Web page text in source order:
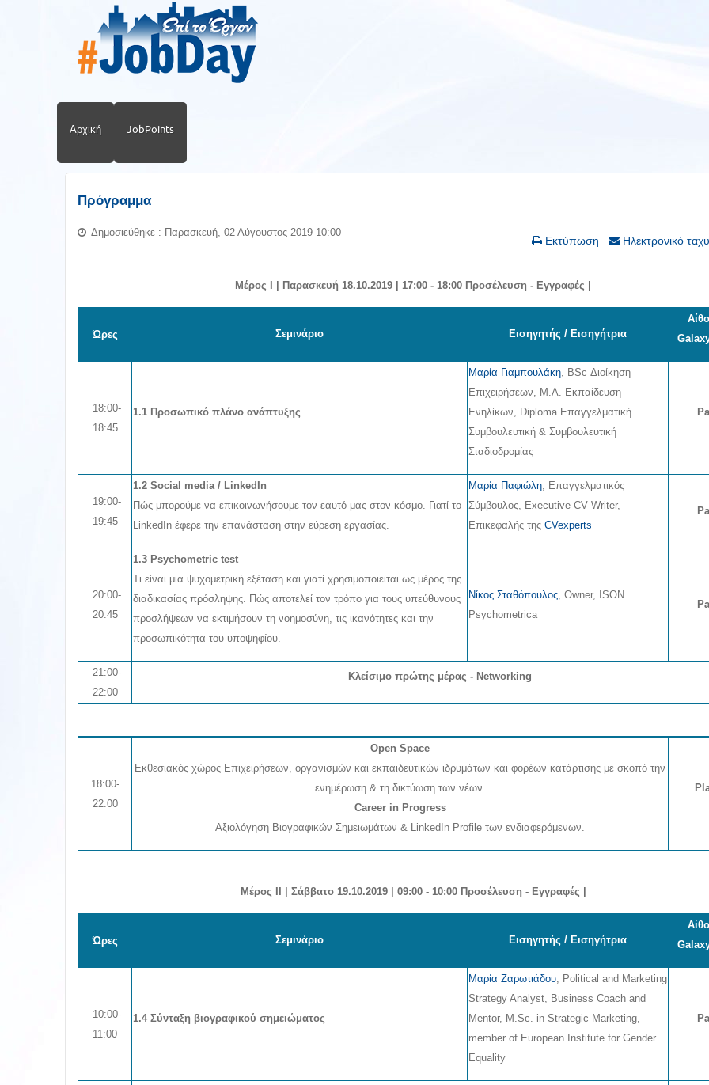
Αρχική JobPoints
Πρόγραμμα
Εκτύπωση Ηλεκτρονικό
Δημοσιεύθηκε : Παρασκευή, 02 Αύγουστος 2019 10:00
Μέρος Ι Παρασκευή 18.10.2019 17:00 - 18:00 Προσέλευση - Εγγραφές
Ώρες Σεμινάριο Εισηγητής / Εισηγήτρια
18:00-
18:45
1.1 Προσωπικό πλάνο ανάπτυξης
Μαρία Γιαμπουλάκη, BSc Διοίκηση
Επιχειρήσεων, Μ.Α. Εκπαίδευση
Ενηλίκων, Diploma Επαγγελματική
Συμβουλευτική & Συμβουλευτική
Σταδιοδρομίας
19:00-
19:45
1.2 Social media / LinkedIn
Πώς μπορούμε να επικοινωνήσουμε τον εαυτό μας στον κόσμο. Γιατί το
LinkedIn έφερε την επανάσταση στην εύρεση εργασίας.
Μαρία Παφιώλη, Επαγγελματικός
Σύμβουλος, Executive CV Writer,
Επικεφαλής της CVexperts
20:00-
20:45
1.3 Psychometric test
Τι είναι μια ψυχομετρική εξέταση και γιατί χρησιμοποιείται ως μέρος της
διαδικασίας πρόσληψης. Πώς αποτελεί τον τρόπο για τους υπεύθυνους
προσλήψεων να εκτιμήσουν τη νοημοσύνη, τις ικανότητες και την
προσωπικότητα του υποψηφίου.
Νίκος Σταθόπουλος, Owner, ISON
Psychometrica
21:00-
22:00
Κλείσιμο πρώτης μέρας - Networking
18:00-
22:00
Open Space
Εκθεσιακός χώρος Επιχειρήσεων, οργανισμών και εκπαιδευτικών ιδρυμάτων και φορέων κατάρτισης με σκοπό την
ενημέρωση & τη δικτύωση των νέων.
Career in Progress
Αξιολόγηση Βιογραφικών Σημειωμάτων & LinkedIn Profile των ενδιαφερόμενων.
Μέρος ΙΙ Σάββατο 19.10.2019 09:00 - 10:00 Προσέλευση - Εγγραφές
Ώρες Σεμινάριο Εισηγητής / Εισηγήτρια
10:00-
11:00
1.4 Σύνταξη βιογραφικού σημειώματος
Μαρία Ζαρωτιάδου, Political and Marketing
Strategy Analyst, Business Coach and
Mentor, M.Sc. in Strategic Marketing,
member of European Institute for Gender
Equality